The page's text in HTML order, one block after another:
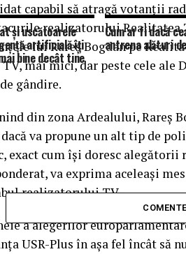
capabil să atragă votanţii
realizatorului Realitatea
lui Rareş Bogdan pe
TV, mai mici, dar peste cele
gândire.
din zona Ardealului, Rareş
va propune un alt tip de
exact cum îşi doresc
va exprima aceleaşi
realizatorului TV.
a alegerilor
USR-Plus în aşa fel încât să
și uscătoarele
artificială îți
bine decât tine
Cum ar fi dacă
antrena alături